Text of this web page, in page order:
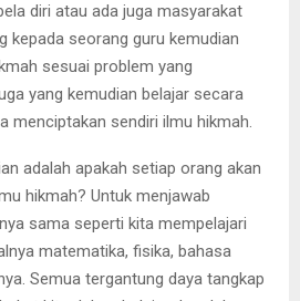
diri atau ada juga masyarakat
kepada seorang guru kemudian
sesuai problem yang
yang kemudian belajar secara
menciptakan sendiri ilmu hikmah.
adalah apakah setiap orang akan
hikmah? Untuk menjawab
sama seperti kita mempelajari
matematika, fisika, bahasa
Semua tergantung daya tangkap